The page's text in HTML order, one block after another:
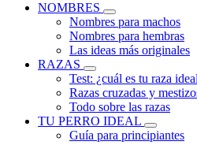
NOMBRES
Nombres para machos
Nombres para hembras
Las ideas más originales
RAZAS
Test: ¿cuál es tu raza
Razas cruzadas y
Todo sobre las razas
TU PERRO IDEAL
Guía para principiantes